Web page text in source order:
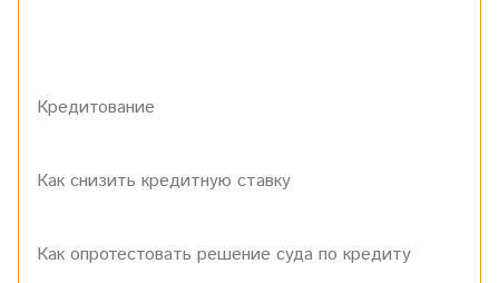
Кредитование
Как снизить кредитную ставку
Как опротестовать решение суда по кредиту